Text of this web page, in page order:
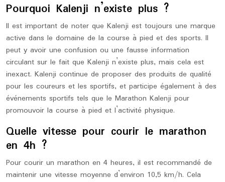
Pourquoi Kalenji n’existe plus ?
Il est important de noter que Kalenji est toujours une marque
active dans le domaine de la course à pied et des sports. Il
peut y avoir une confusion ou une fausse information
circulant sur le fait que Kalenji n’existe plus, mais cela est
inexact. Kalenji continue de proposer des produits de qualité
pour les coureurs et les sportifs, et participe également à des
événements sportifs tels que le Marathon Kalenji pour
promouvoir la course à pied et l’activité physique.
Quelle vitesse pour courir le marathon
en 4h ?
Pour courir un marathon en 4 heures, il est recommandé de
maintenir une vitesse moyenne d’environ 10,5 km/h. Cela